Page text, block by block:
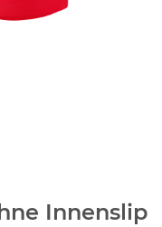
Innenslip